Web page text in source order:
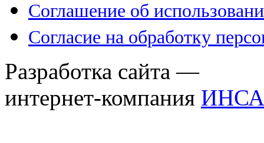
Соглашение об
Согласие на обработку
Разработка сайта —
интернет-компания